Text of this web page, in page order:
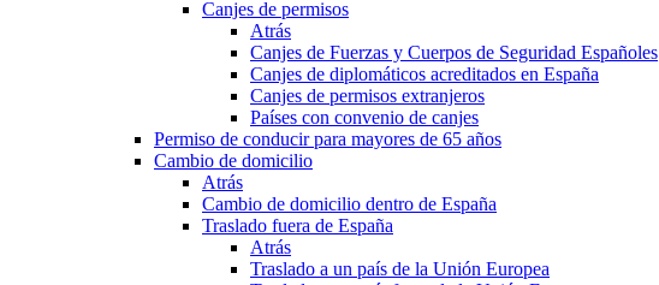
Canjes de permisos
Atrás
Canjes de Fuerzas y Cuerpos de Seguridad Españoles
Canjes de diplomáticos acreditados en España
Canjes de permisos extranjeros
Países con convenio de canjes
Permiso de conducir para mayores de 65 años
Cambio de domicilio
Atrás
Cambio de domicilio dentro de España
Traslado fuera de España
Atrás
Traslado a un país de la Unión Europea